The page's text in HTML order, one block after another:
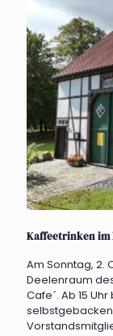
Kaffeetrinken im
Am Sonntag, 2.
Deelenraum
Cafe´. Ab 15